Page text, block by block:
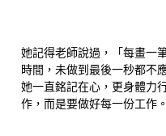
她記得老師說過，「每畫一
時間，未做到最後一秒都不
她一直銘記在心，更身體力
作，而是要做好每一份工作。